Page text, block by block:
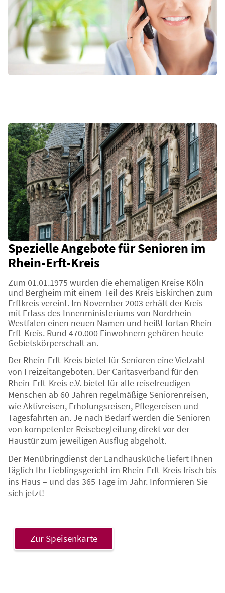
Spezielle Angebote für Senioren im
Rhein-Erft-Kreis
Zum 01.01.1975 wurden die ehemaligen Kreise Köln
und Bergheim mit einem Teil des Kreis Eiskirchen zum
Erftkreis vereint. Im November 2003 erhält der Kreis
mit Erlass des Innenministeriums von Nordrhein-
Westfalen einen neuen Namen und heißt fortan Rhein-
Erft-Kreis. Rund 470.000 Einwohnern gehören heute
Gebietskörperschaft an.
Der Rhein-Erft-Kreis bietetfür Senioren eine Vielzahl
von Freizeitangeboten. Der Caritasverband für den
Rhein-Erft-Kreis e.V. bietet für alle reisefreudigen
Menschen ab 60 Jahren regelmäßige Seniorenreisen,
wie Aktivreisen, Erholungsreisen, Pflegereisen und
Tagesfahrten an. Je nach Bedarf werden die Senioren
von kompetenter Reisebegleitung direkt vor der
Haustür zum jeweiligen Ausflug abgeholt.
Der Menübringdienst der Landhausküche liefert Ihnen
täglich Ihr Lieblingsgericht im Rhein-Erft-Kreis frisch bis
ins Haus – und das 365 Tage im Jahr. Informieren Sie
sich jetzt!
Zur Speisenkarte